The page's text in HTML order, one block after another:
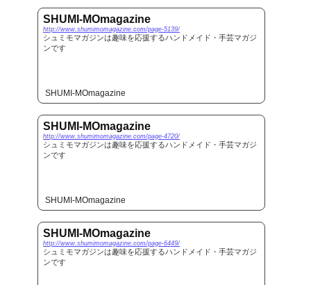
SHUMI-MOmagazine
http://www.shumimomagazine.com/page-5139/
シュミモマガジンは趣味を応援するハンドメイド・手芸マガジ
ンです
SHUMI-MOmagazine
SHUMI-MOmagazine
http://www.shumimomagazine.com/page-4720/
シュミモマガジンは趣味を応援するハンドメイド・手芸マガジ
ンです
SHUMI-MOmagazine
SHUMI-MOmagazine
http://www.shumimomagazine.com/page-6449/
シュミモマガジンは趣味を応援するハンドメイド・手芸マガジ
ンです